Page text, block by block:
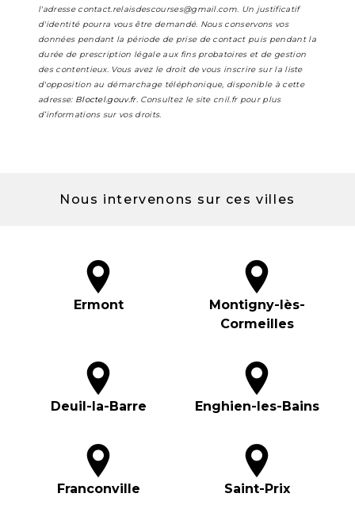
l'adresse contact.relaisdescourses@gmail.com. Un justificatif
d'identité pourra vous être demandé. Nous conservons vos
données pendant la période de prise de contact puis pendant la
durée de prescription légale aux fins probatoires et de gestion
des contentieux. Vous avez le droit de vous inscrire sur la liste
d'opposition au démarchage téléphonique, disponible à cette
adresse: Bloctel.gouv.fr. Consultez le site cnil.fr pour plus
d’informations sur vos droits.
Nous intervenons sur ces villes
Ermont
Montigny-lès-
Cormeilles
Deuil-la-Barre Enghien-les-Bains
Franconville Saint-Prix